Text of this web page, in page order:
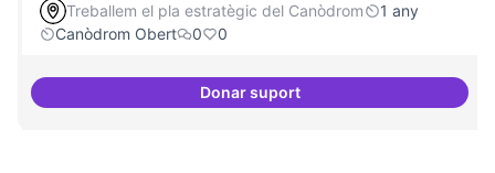
Treballem el pla estratègic del Canòdrom
1 any
Canòdrom Obert
0 0
Donar suportInvolucrar-nos amb les